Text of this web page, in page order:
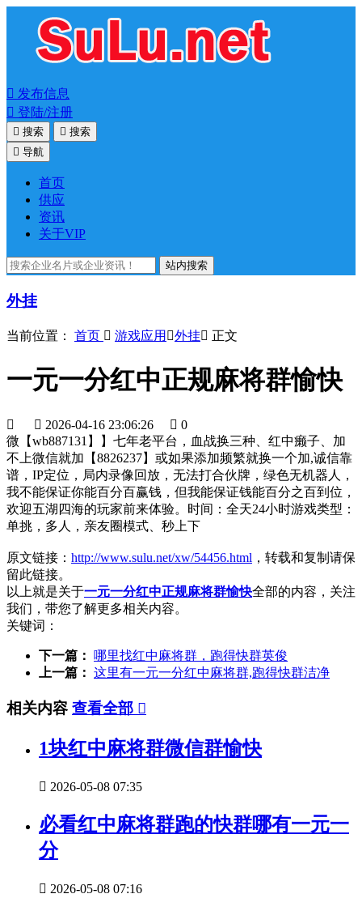
 发布信息
 登陆/注册
 搜索  搜索
 导航
首页
供应
资讯
关于VIP
站内搜索
外挂
当前位置： 首页  游戏应用 外挂 正文
一元一分红中正规麻将群愉快
  2026-04-16 23:06:26  0
微【wb887131】】七年老平台，血战换三种、红中癞子、加
不上微信就加【8826237】或如果添加频繁就换一个加,诚信靠
谱，IP定位，局内录像回放，无法打合伙牌，绿色无机器人，
我不能保证你能百分百赢钱，但我能保证钱能百分之百到位，
欢迎五湖四海的玩家前来体验。时间：全天24小时游戏类型：
单挑，多人，亲友圈模式、秒上下
原文链接： http://www.sulu.net/xw/54456.html ，转载和复制请保
留此链接。
以上就是关于一元一分红中正规麻将群愉快全部的内容，关注
我们，带您了解更多相关内容。
关键词：
下一篇：
哪里找红中麻将群，跑得快群英俊
上一篇： 这里有一元一分红中麻将群,跑得快群洁净
相关内容 查看全部 
1块红中麻将群微信群愉快
 2026-05-08 07:35
必看红中麻将群跑的快群哪有一元一
分
 2026-05-08 07:16